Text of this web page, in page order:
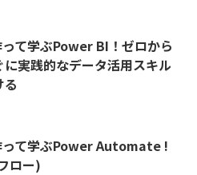
て学ぶPower BI！ゼロから
に実践的なデータ活用スキル
る
て学ぶPower Automate !
ロー)